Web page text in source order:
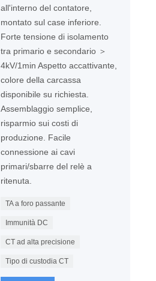
all'interno del contatore,
montato sul case inferiore.
Forte tensione di isolamento
tra primario e secondario ＞
4kV/1min Aspetto accattivante,
colore della carcassa
disponibile su richiesta.
Assemblaggio semplice,
risparmio sui costi di
produzione. Facile
connessione ai cavi
primari/sbarre del relè a
ritenuta.
TA a foro passante
Immunità DC
CT ad alta precisione
Tipo di custodia CT